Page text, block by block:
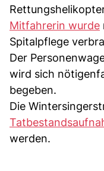
Mitfahrerin wurde
Spitalpflege
Der
wird sich
begeben.
Die
werden.